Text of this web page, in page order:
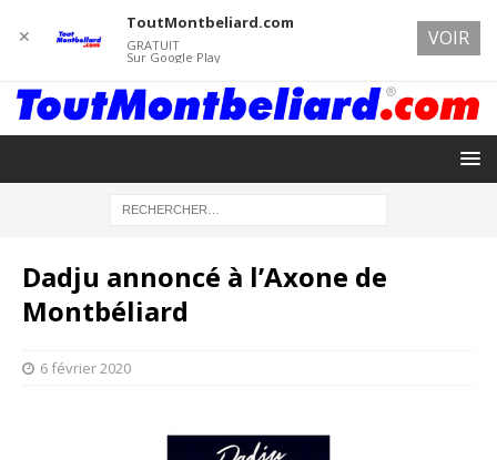
Dadju annoncé à l’Axone de
Montbéliard
6 février 2020
✕
ToutMontbeliard.com
GRATUIT
Sur Google Play
VOIR